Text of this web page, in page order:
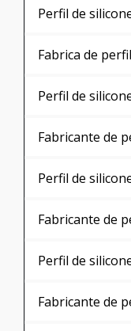
Perfis de
Comprar perfil
Perfil de
Perfil de
Comprar perfil
Perfil de
Comprar perfil
Perfil de